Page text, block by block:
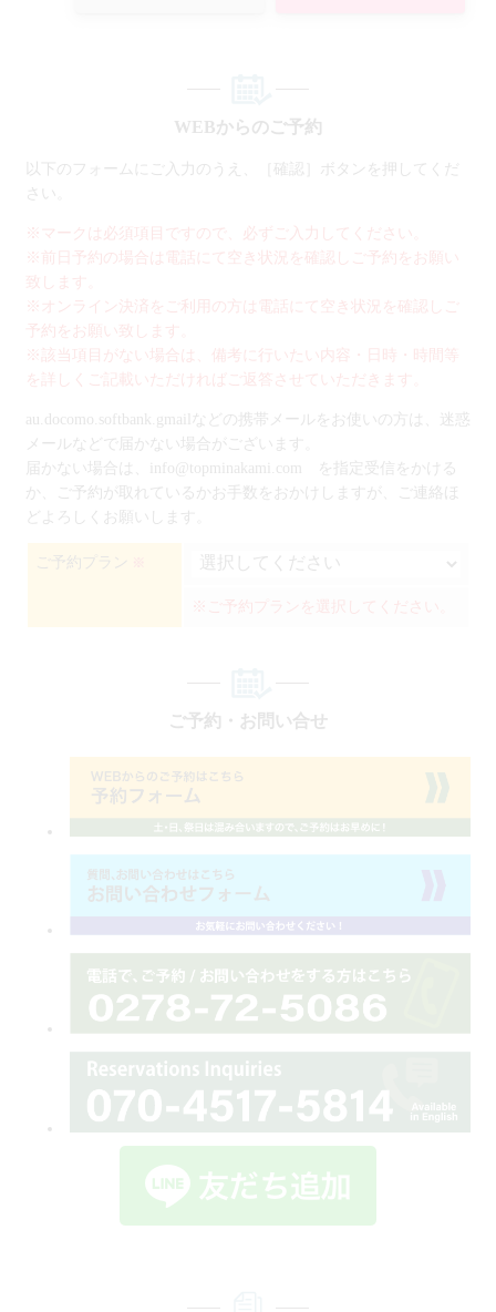
WEBからのご予約
以下のフォームにご入力のうえ、［確認］ボタンを押してくだ
さい。
※マークは必須項目ですので、必ずご入力してください。
※前日予約の場合は電話にて空き状況を確認しご予約をお願い
致します。
※オンライン決済をご利用の方は電話にて空き状況を確認しご
予約をお願い致します。
※該当項目がない場合は、備考に行いたい内容・日時・時間等
を詳しくご記載いただければご返答させていただきます。
au.docomo.softbank.gmailなどの携帯メールをお使いの方は、迷惑
メールなどで届かない場合がございます。
届かない場合は、info@topminakami.com を指定受信をかける
か、ご予約が取れているかお手数をおかけしますが、ご連絡ほ
どよろしくお願いします。
ご予約プラン
※ご予約プランを選択してください。
ご予約・お問い合せ